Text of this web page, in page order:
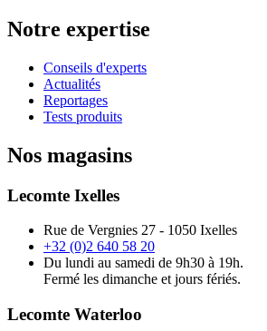
Notre expertise
Conseils d'experts
Actualités
Reportages
Tests produits
Nos magasins
Lecomte Ixelles
Rue de Vergnies 27 - 1050 Ixelles
+32 (0)2 640 58 20
Du lundi au samedi de 9h30 à 19h.
Fermé les dimanche et jours fériés.
Lecomte Waterloo